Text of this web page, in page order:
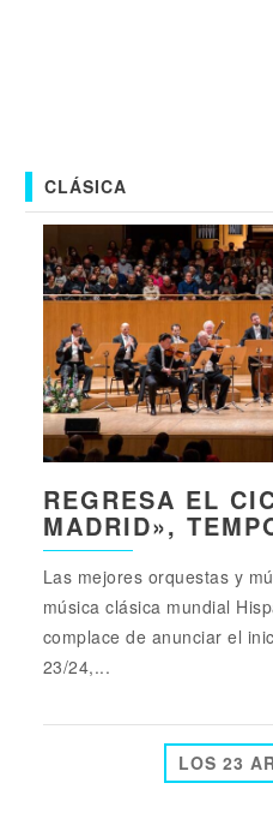
CLÁSICA
REGRESA EL
MADRID»,
Las mejores orquestas y
música clásica mundial
complace de anunciar el
23/24,...
LOS 23